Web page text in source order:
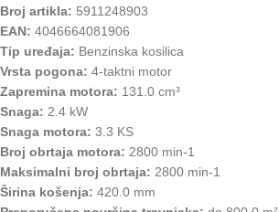
Broj artikla: 5911248903
EAN: 4046664081906
Tip uređaja: Benzinska kosilica
Vrsta pogona: 4-taktni motor
Zapremina motora: 131.0 cm³
Snaga: 2.4 kW
Snaga motora: 3.3 KS
Broj obrtaja motora: 2800 min-1
Maksimalni broj obrtaja: 2800 min-1
Širina košenja: 420.0 mm